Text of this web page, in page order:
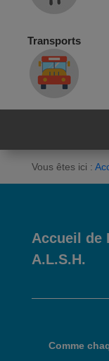
Transports
Vous êtes ici :
Accueil de
A.L.S.H.
Comme